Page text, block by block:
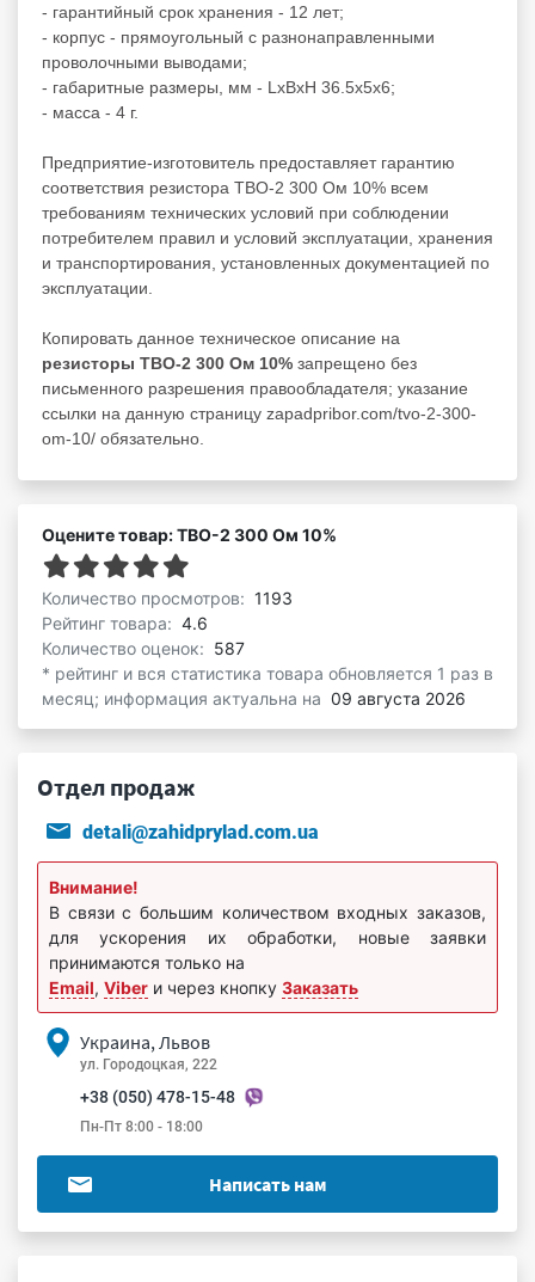
- гарантийный срок хранения - 12 лет;
- корпус - прямоугольный с разнонаправленными
проволочными выводами;
- габаритные размеры, мм - LxBxH 36.5x5x6;
- масса - 4 г.
Предприятие-изготовитель предоставляет гарантию
соответствия резистора ТВО-2 300 Ом 10% всем
требованиям технических условий при соблюдении
потребителем правил и условий эксплуатации, хранения
и транспортирования, установленных документацией по
эксплуатации.
Копировать данное техническое описание на
резисторы ТВО-2 300 Ом 10% запрещено без
письменного разрешения правообладателя; указание
ссылки на данную страницу zapadpribor.com/tvo-2-300-
om-10/ обязательно.
Оцените товар: ТВО-2 300 Ом 10%
Количество просмотров: 1193
Рейтинг товара: 4.6
Количество оценок: 587
* рейтинг и вся статистика товара обновляется 1 раз в
месяц; информация актуальна на 09 августа 2026
Отдел продаж
detali@zahidprylad.com.ua
Внимание!
В связи с большим количеством входных заказов,
для ускорения их обработки, новые заявки
принимаются только на
Email, Viber и через кнопку Заказать
Украина, Львов
ул. Городоцкая, 222
+38 (050) 478-15-48
Пн-Пт 8:00 - 18:00
Написать нам